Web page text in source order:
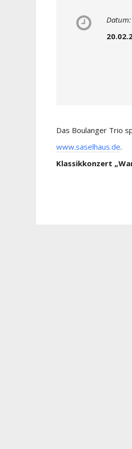
Datum:
Das Boulanger Trio
www.saselhaus.de.
Klassikkonzert